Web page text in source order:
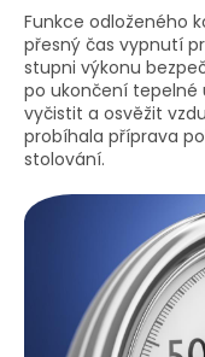
Funkce odloženého
přesný čas vypnutí
stupni výkonu
po ukončení tepelné
vyčistit a osvěžit
probíhala příprava
stolování.